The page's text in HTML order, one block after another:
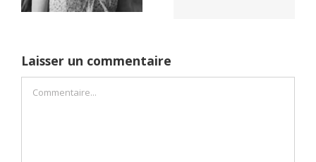
Laisser un commentaire